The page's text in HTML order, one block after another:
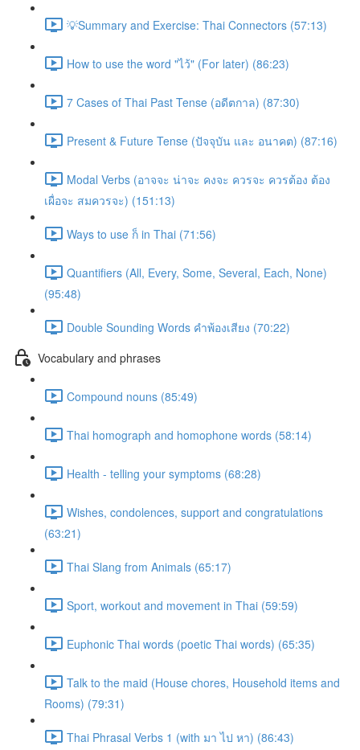
💡Summary and Exercise: Thai Connectors (57:13)
How to use the word "ไว้" (For later) (86:23)
7 Cases of Thai Past Tense (อดีตกาล) (87:30)
Present & Future Tense (ปัจจุบัน และ อนาคต) (87:16)
Modal Verbs (อาจจะ น่าจะ คงจะ ควรจะ ควรต้อง ต้อง
เผื่อจะ สมควรจะ) (151:13)
Ways to use ก็ in Thai (71:56)
Quantifiers (All, Every, Some, Several, Each, None)
(95:48)
Double Sounding Words คำพ้องเสียง (70:22)
Vocabulary and phrases
Compound nouns (85:49)
Thai homograph and homophone words (58:14)
Health - telling your symptoms (68:28)
Wishes, condolences, support and congratulations
(63:21)
Thai Slang from Animals (65:17)
Sport, workout and movement in Thai (59:59)
Euphonic Thai words (poetic Thai words) (65:35)
Talk to the maid (House chores, Household items and
Rooms) (79:31)
Thai Phrasal Verbs 1 (with มา ไป หา) (86:43)